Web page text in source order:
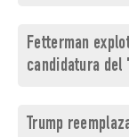
Fetterman
candidatura del
Trump